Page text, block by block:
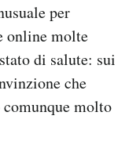
per
online molte
di salute: sui
che
molto